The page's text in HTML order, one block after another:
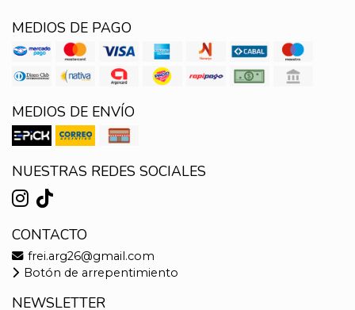
MEDIOS DE PAGO
MEDIOS DE ENVÍO
NUESTRAS REDES SOCIALES
CONTACTO
frei.arg26@gmail.com
Botón de arrepentimiento
NEWSLETTER